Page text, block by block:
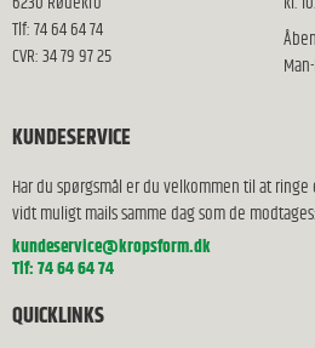
Tlf: 74 64 64 74
CVR: 34 79 97 25
KUNDESERVICE
Har du spørgsmål er du velkommen til at
vidt muligt mails samme dag som de modtages:
kundeservice@kropsform.dk
Tlf: 74 64 64 74
QUICKLINKS